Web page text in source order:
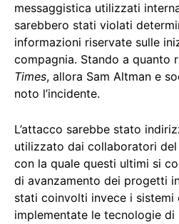
messaggistica utilizzati
sarebbero stati violati
informazioni riservate sulle
compagnia. Stando a quanto
Times, allora Sam Altman e
noto l’incidente.
L’attacco sarebbe stato
utilizzato dai collaboratori
con la quale questi ultimi si
di avanzamento dei progetti
stati coinvolti invece i sistemi
implementate le tecnologie di